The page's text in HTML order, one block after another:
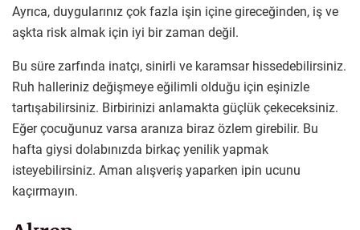
Ayrıca, duygularınız çok fazla işin içine gireceğinden, iş ve
aşkta risk almak için iyi bir zaman değil.
Bu süre zarfında inatçı, sinirli ve karamsar hissedebilirsiniz.
Ruh halleriniz değişmeye eğilimli olduğu için eşinizle
tartışabilirsiniz. Birbirinizi anlamakta güçlük çekeceksiniz.
Eğer çocuğunuz varsa aranıza biraz özlem girebilir. Bu
hafta giysi dolabınızda birkaç yenilik yapmak
isteyebilirsiniz. Aman alışveriş yaparken ipin ucunu
kaçırmayın.